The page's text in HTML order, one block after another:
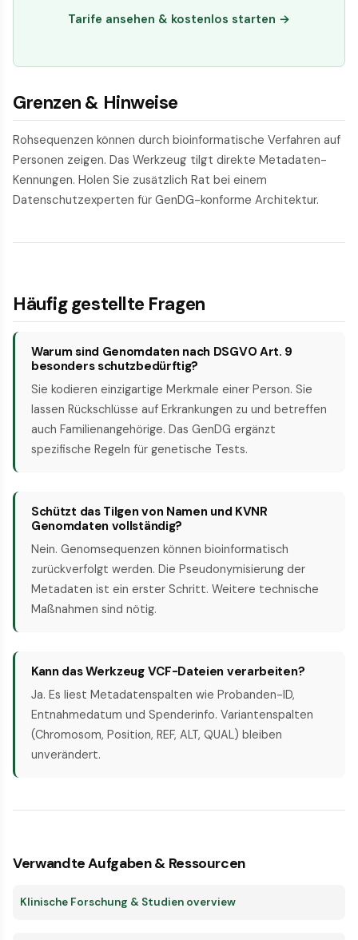
Tarife ansehen & kostenlos starten →
Grenzen & Hinweise
Rohsequenzen können durch bioinformatische Verfahren auf
Personen zeigen. Das Werkzeug tilgt direkte Metadaten-
Kennungen. Holen Sie zusätzlich Rat bei einem
Datenschutzexperten für GenDG-konforme Architektur.
Häufig gestellte Fragen
Warum sind Genomdaten nach DSGVO Art. 9
besonders schutzbedürftig?
Sie kodieren einzigartige Merkmale einer Person. Sie
lassen Rückschlüsse auf Erkrankungen zu und betreffen
auch Familienangehörige. Das GenDG ergänzt
spezifische Regeln für genetische Tests.
Schützt das Tilgen von Namen und KVNR
Genomdaten vollständig?
Nein. Genomsequenzen können bioinformatisch
zurückverfolgt werden. Die Pseudonymisierung der
Metadaten ist ein erster Schritt. Weitere technische
Maßnahmen sind nötig.
Kann das Werkzeug VCF-Dateien verarbeiten?
Ja. Es liest Metadatenspalten wie Probanden-ID,
Entnahmedatum und Spenderinfo. Variantenspalten
(Chromosom, Position, REF, ALT, QUAL) bleiben
unverändert.
Verwandte Aufgaben & Ressourcen
Klinische Forschung & Studien overview